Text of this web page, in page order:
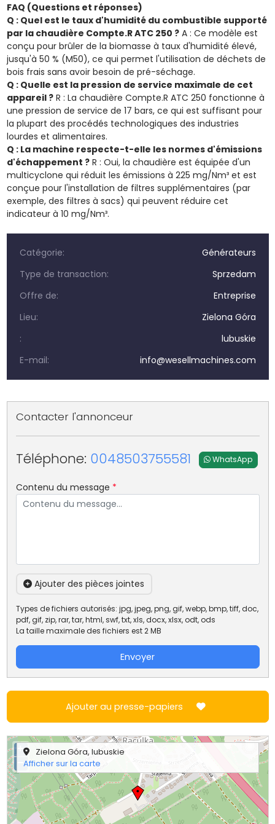
FAQ (Questions et réponses)
Q : Quel est le taux d'humidité du combustible supporté
par la chaudière Compte.R ATC 250 ?A : Ce modèle est
conçu pour brûler de la biomasse à taux d'humidité élevé,
jusqu'à 50 % (M50), ce qui permet l'utilisation de déchets de
bois frais sans avoir besoin de pré-séchage.
Q : Quelle est la pression de service maximale de cet
appareil ?R : La chaudière Compte.R ATC 250 fonctionne à
une pression de service de 17 bars, ce qui est suffisant pour
la plupart des procédés technologiques des industries
lourdes et alimentaires.
Q : La machine respecte-t-elle les normes d'émissions
d'échappement ?R : Oui, la chaudière est équipée d'un
multicyclone qui réduit les émissions à 225 mg/Nm³ et est
conçue pour l'installation de filtres supplémentaires (par
exemple, des filtres à sacs) qui peuvent réduire cet
indicateur à 10 mg/Nm³.
Catégorie:
Générateurs
Type de transaction:
Sprzedam
Offre de:
Entreprise
Lieu:
Zielona Góra
:
lubuskie
E-mail:
info@wesellmachines.com
Contacter l'annonceur
Téléphone: 0048503755581 WhatsApp
Contenu du message *
Ajouter des pièces jointes
Types de fichiers autorisés: jpg, jpeg, png, gif, webp, bmp, tiff, doc,
pdf, gif, zip, rar, tar, html, swf, txt, xls, docx, xlsx, odt, ods
La taille maximale des fichiers est 2 MB
Envoyer
Ajouter au presse-papiers
+
−
Zielona Góra, lubuskie
Afficher sur la carte